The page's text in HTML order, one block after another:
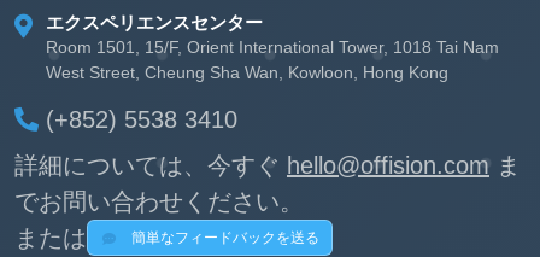
エクスペリエンスセンター
Room 1501, 15/F, Orient International Tower, 1018 Tai Nam
West Street, Cheung Sha Wan, Kowloon, Hong Kong
(+852) 5538 3410
詳細については、今すぐ hello@offision.com ま
でお問い合わせください。
または
簡単なフィードバックを送る